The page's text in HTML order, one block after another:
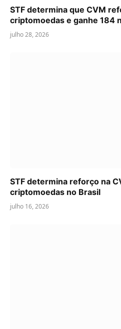
STF determina que CVM
criptomoedas e ganhe 184
julho 28, 2026
STF determina reforço na
criptomoedas no Brasil
julho 16, 2026